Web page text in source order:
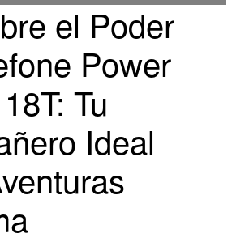
el Poder
Power
Tu
Ideal